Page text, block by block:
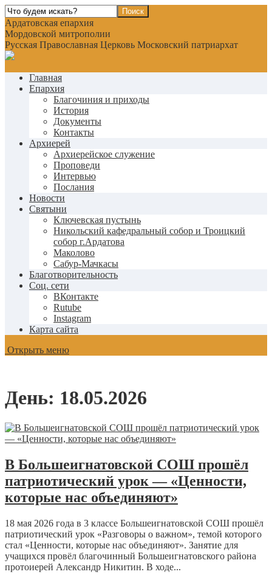
Ардатовская епархия
Мордовской митрополии
Русская Православная Церковь Московский патриархат
Главная
Епархия
Благочиния и приходы
История
Документы
Контакты
Архиерей
Архиерейское служение
Проповеди
Интервью
Послания
Новости
Святыни
Ключевская пустынь
Никольский кафедральный собор и Троицкий
собор г.Ардатова
Маколово
Сабур-Мачкасы
Благотворительность
Соц. сети
ВКонтакте
Rutube
Instagram
Карта сайта
Открыть меню
День: 18.05.2026
В Большеигнатовской СОШ прошёл
патриотический урок — «Ценности,
которые нас объединяют»
18 мая 2026 года в 3 классе Большеигнатовской СОШ прошёл
патриотический урок «Разговоры о важном», темой которого
стал «Ценности, которые нас объединяют». Занятие для
учащихся провёл благочинный Большеигнатовского района
протоиерей Александр Никитин. В ходе...